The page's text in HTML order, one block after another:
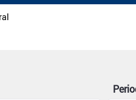
Salesiana